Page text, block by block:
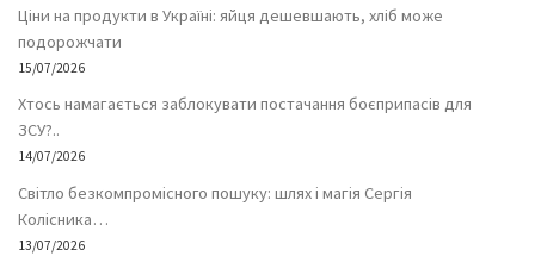
Ціни на продукти в Україні: яйця дешевшають, хліб може
подорожчати
15/07/2026
Хтось намагається заблокувати постачання боєприпасів для
ЗСУ?..
14/07/2026
Світло безкомпромісного пошуку: шлях і магія Сергія
Колісника…
13/07/2026